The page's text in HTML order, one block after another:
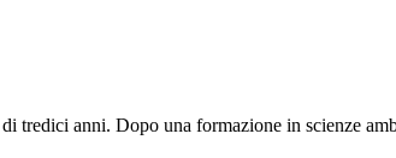
tredici anni. Dopo una formazione in scienze